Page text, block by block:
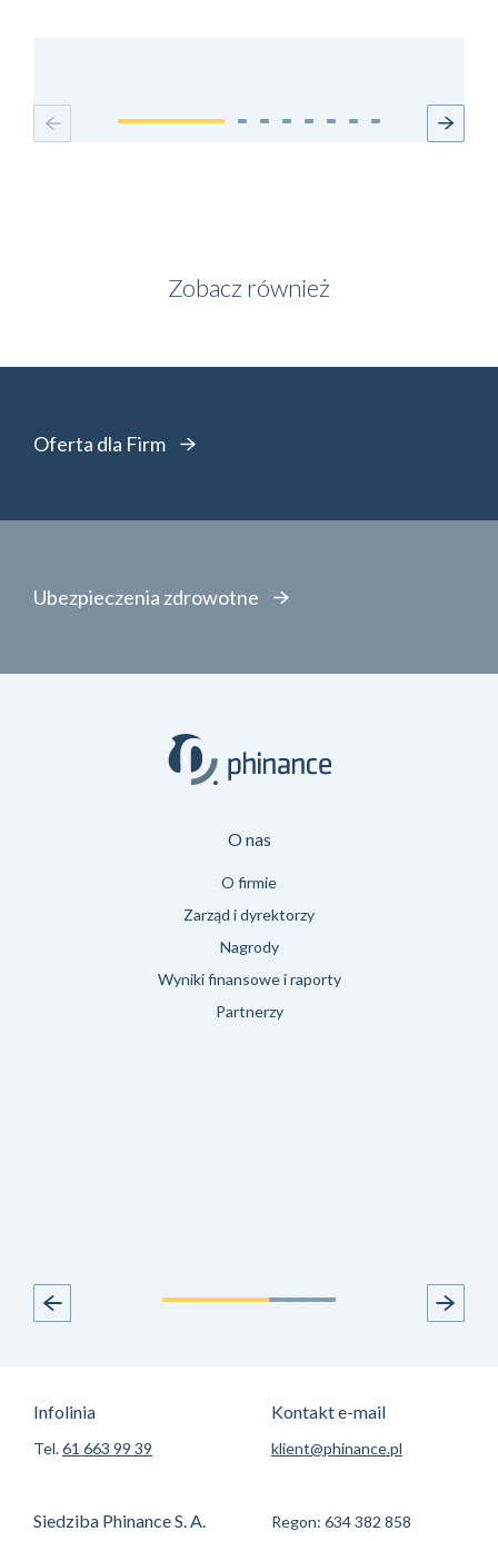
Zobacz również
Oferta dla Firm
Ubezpieczenia zdrowotne
O nas
O firmie
Zarząd i dyrektorzy
Nagrody
Wyniki finansowe i raporty
Partnerzy
Infolinia
Tel.61 663 99 39
Kontakt e-mail
klient@phinance.pl
Siedziba Phinance S. A. Regon: 634 382 858